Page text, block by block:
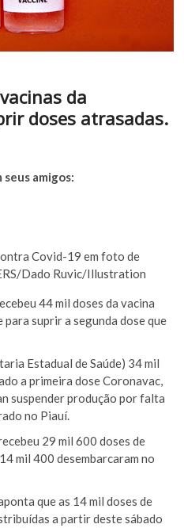
da
doses atrasadas.
amigos:
Covid-19 em foto de
Dado Ruvic/Illustration
44 mil doses da vacina
suprir a segunda dose que
Estadual de Saúde) 34 mil
a primeira dose Coronavac,
suspender produção por falta
no Piauí.
29 mil 600 doses de
mil 400 desembarcaram no
que as 14 mil doses de
a partir deste sábado